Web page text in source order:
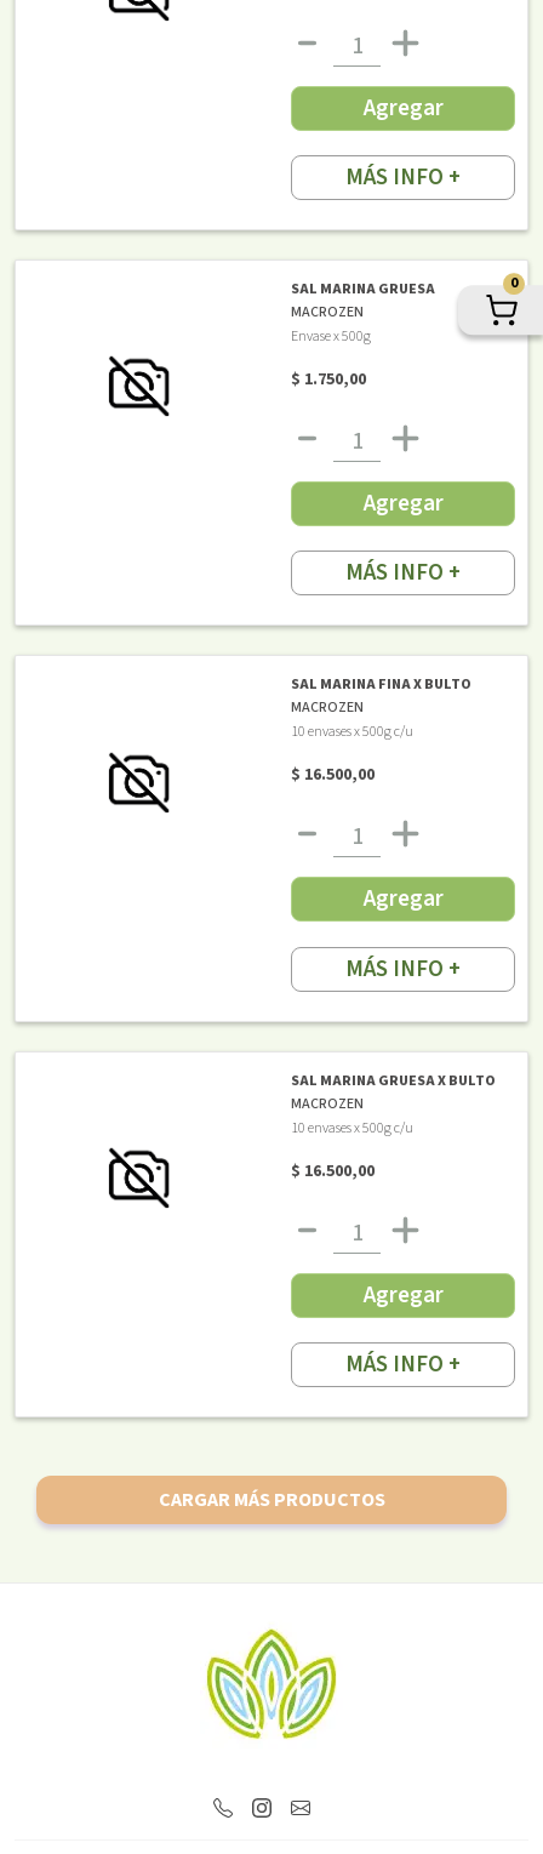
Agregar
MÁS INFO +
SAL MARINA GRUESA
MACROZEN
Envase x 500g
$ 1.750,00
Agregar
MÁS INFO +
SAL MARINA FINA X BULTO
MACROZEN
10 envases x 500g c/u
$ 16.500,00
Agregar
MÁS INFO +
SAL MARINA GRUESA X BULTO
MACROZEN
10 envases x 500g c/u
$ 16.500,00
Agregar
MÁS INFO +
CARGAR MÁS PRODUCTOS
0